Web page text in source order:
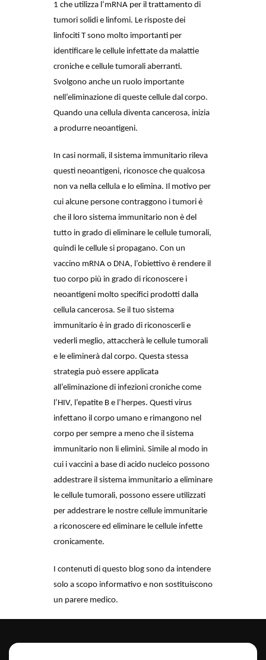
1 che utilizza l’mRNA per il trattamento di
tumori solidi e linfomi. Le risposte dei
linfociti T sono molto importanti per
identificare le cellule infettate da malattie
croniche e cellule tumorali aberranti.
Svolgono anche un ruolo importante
nell’eliminazione di queste cellule dal corpo.
Quando una cellula diventa cancerosa, inizia
a produrre neoantigeni.
In casi normali, il sistema immunitario rileva
questi neoantigeni, riconosce che qualcosa
non va nella cellula e lo elimina. Il motivo per
cui alcune persone contraggono i tumori è
che il loro sistema immunitario non è del
tutto in grado di eliminare le cellule tumorali,
quindi le cellule si propagano. Con un
vaccino mRNA o DNA, l’obiettivo è rendere il
tuo corpo più in grado di riconoscere i
neoantigeni molto specifici prodotti dalla
cellula cancerosa. Se il tuo sistema
immunitario è in grado di riconoscerli e
vederli meglio, attaccherà le cellule tumorali
e le eliminerà dal corpo. Questa stessa
strategia può essere applicata
all’eliminazione di infezioni croniche come
l’HIV, l’epatite B e l’herpes. Questi virus
infettano il corpo umano e rimangono nel
corpo per sempre a meno che il sistema
immunitario non li elimini. Simile al modo in
cui i vaccini a base di acido nucleico possono
addestrare il sistema immunitario a eliminare
le cellule tumorali, possono essere utilizzati
per addestrare le nostre cellule immunitarie
a riconoscere ed eliminare le cellule infette
cronicamente.
I contenuti di questo blog sono da intendere
solo a scopo informativo e non sostituiscono
un parere medico.